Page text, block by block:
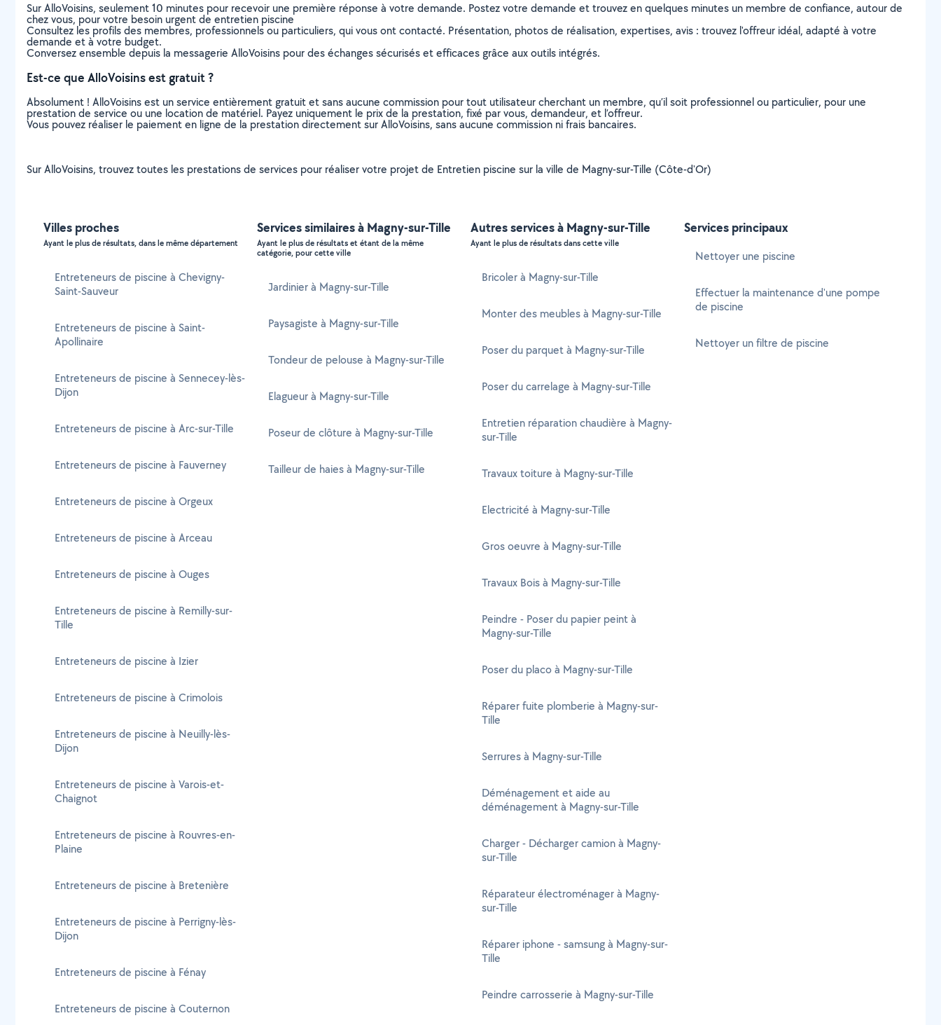
Sur AlloVoisins, seulement 10 minutes pour recevoir une première réponse à votre demande. Postez votre demande et trouvez en quelques minutes un membre de confiance, autour de
chez vous, pour votre besoin urgent de entretien piscine
Consultez les profils des membres, professionnels ou particuliers, qui vous ont contacté. Présentation, photos de réalisation, expertises, avis : trouvez l'offreur idéal, adapté à votre
demande et à votre budget.
Conversez ensemble depuis la messagerie AlloVoisins pour des échanges sécurisés et efficaces grâce aux outils intégrés.
Est-ce que AlloVoisins est gratuit ?
Absolument ! AlloVoisins est un service entièrement gratuit et sans aucune commission pour tout utilisateur cherchant un membre, qu’il soit professionnel ou particulier, pour une
prestation de service ou une location de matériel. Payez uniquement le prix de la prestation, fixé par vous, demandeur, et l’offreur.
Vous pouvez réaliser le paiement en ligne de la prestation directement sur AlloVoisins, sans aucune commission ni frais bancaires.
Sur AlloVoisins, trouvez toutes les prestations de services pour réaliser votre projet de Entretien piscine sur la ville de Magny-sur-Tille (Côte-d'Or)
Villes proches
Ayant le plus de résultats, dans le même département
Entreteneurs de piscine à Chevigny-
Saint-Sauveur
Entreteneurs de piscine à Saint-
Apollinaire
Entreteneurs de piscine à Sennecey-lès-
Dijon
Entreteneurs de piscine à Arc-sur-Tille
Entreteneurs de piscine à Fauverney
Entreteneurs de piscine à Orgeux
Entreteneurs de piscine à Arceau
Entreteneurs de piscine à Ouges
Entreteneurs de piscine à Remilly-sur-
Tille
Entreteneurs de piscine à Izier
Entreteneurs de piscine à Crimolois
Entreteneurs de piscine à Neuilly-lès-
Dijon
Entreteneurs de piscine à Varois-et-
Chaignot
Entreteneurs de piscine à Rouvres-en-
Plaine
Entreteneurs de piscine à Bretenière
Entreteneurs de piscine à Perrigny-lès-
Dijon
Entreteneurs de piscine à Fénay
Entreteneurs de piscine à Couternon
Services similaires à Magny-sur-Tille
Ayant le plus de résultats et étant de la même
catégorie, pour cette ville
Jardinier à Magny-sur-Tille
Paysagiste à Magny-sur-Tille
Tondeur de pelouse à Magny-sur-Tille
Elagueur à Magny-sur-Tille
Poseur de clôture à Magny-sur-Tille
Tailleur de haies à Magny-sur-Tille
Autres services à Magny-sur-Tille
Ayant le plus de résultats dans cette ville
Bricoler à Magny-sur-Tille
Monter des meubles à Magny-sur-Tille
Poser du parquet à Magny-sur-Tille
Poser du carrelage à Magny-sur-Tille
Entretien réparation chaudière à Magny-
sur-Tille
Travaux toiture à Magny-sur-Tille
Electricité à Magny-sur-Tille
Gros oeuvre à Magny-sur-Tille
Travaux Bois à Magny-sur-Tille
Peindre - Poser du papier peint à
Magny-sur-Tille
Poser du placo à Magny-sur-Tille
Réparer fuite plomberie à Magny-sur-
Tille
Serrures à Magny-sur-Tille
Déménagement et aide au
déménagement à Magny-sur-Tille
Charger - Décharger camion à Magny-
sur-Tille
Réparateur électroménager à Magny-
sur-Tille
Réparer iphone - samsung à Magny-sur-
Tille
Peindre carrosserie à Magny-sur-Tille
Services principaux
Nettoyer une piscine
Effectuer la maintenance d'une pompe
de piscine
Nettoyer un filtre de piscine